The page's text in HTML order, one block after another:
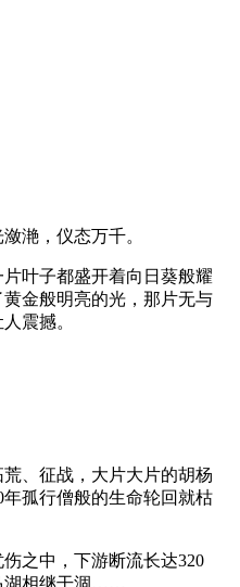
滟，仪态万千。
叶子都盛开着向日葵般耀
金般明亮的光，那片无与
震撼。
、征战，大片大片的胡杨
孤行僧般的生命轮回就枯
之中，下游断流长达320
湖相继干涸……